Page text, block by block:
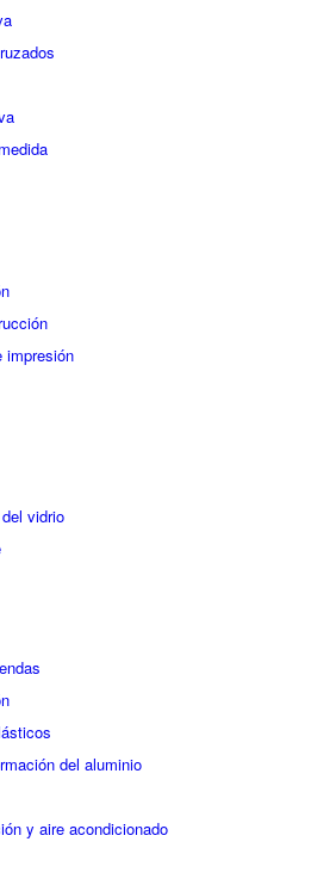
impresión
vidrio
del aluminio
y aire acondicionado